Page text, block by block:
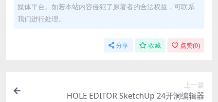
媒体平台。如若本站内容侵犯了原著者的合法权益，可联系
我们进行处理。
分享 收藏 点赞(0)
上一篇
HOLE EDITOR SketchUp 24开洞编辑器